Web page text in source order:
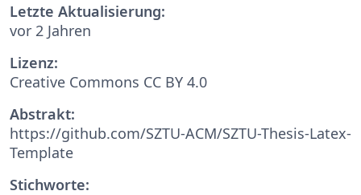
Letzte Aktualisierung:
vor 2 Jahren
Lizenz:
Creative Commons CC BY 4.0
Abstrakt:
https://github.com/SZTU-ACM/SZTU-Thesis-Latex-
Template
Stichworte: